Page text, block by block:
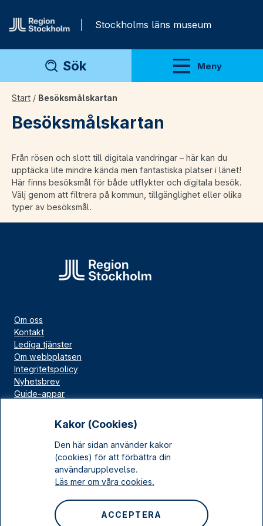
Kakor (Cookies)
Den här sidan använder kakor
(cookies) för att förbättra din
användarupplevelse.
Läs mer om våra cookies.
ACCEPTERA
Stockholms läns museum
Sök Meny
Visa meny
Start / Besöksmålskartan
Besöksmålskartan
Från rösen och slott till digitala vandringar – här kan du
upptäcka lite mindre kända men fantastiska platser i länet!
Här finns besöksmål för både utflykter och digitala besök.
Välj genom att filtrera på kommun, tillgänglighet eller olika
typer av besöksmål.
Om oss
Kontakt
Lediga tjänster
Om webbplatsen
Integritetspolicy
Nyhetsbrev
Guide-appar
Kulturarv Stockholm
Sociala medier
Instagram
LinkedIn